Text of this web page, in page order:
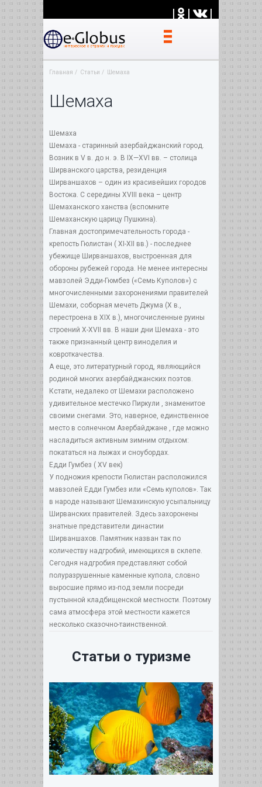
| | |
Главная Статьи Шемаха
Шемаха
Шемаха
Шемаха - старинный азербайджанский город.
Возник в V в. до н. э. В IX—XVI вв. – столица
Ширванского царства, резиденция
Ширваншахов – один из красивейших городов
Востока. С середины XVIII века – центр
Шемаханского ханства (вспомните
Шемаханскую царицу Пушкина).
Главная достопримечательность города -
крепость Гюлистан ( XI-XII вв.) - последнее
убежище Ширваншахов, выстроенная для
обороны рубежей города. Не менее интересны
мавзолей Эдди-Гюмбез («Семь Куполов») с
многочисленными захоронениями правителей
Шемахи, соборная мечеть Джума (X в.,
перестроена в XIX в.), многочисленные руины
строений X-XVII вв. В наши дни Шемаха - это
также признанный центр виноделия и
ковроткачества.
А еще, это литературный город, являющийся
родиной многих азербайджанских поэтов.
Кстати, недалеко от Шемахи расположено
удивительное местечко Пиркули , знаменитое
своими снегами. Это, наверное, единственное
место в солнечном Азербайджане , где можно
насладиться активным зимним отдыхом:
покататься на лыжах и сноубордах.
Едди Гумбез ( XV век)
У подножия крепости Гюлистан расположился
мавзолей Едди Гумбез или «Семь куполов». Так
в народе называют Шемахинскую усыпальницу
Ширванских правителей. Здесь захоронены
знатные представители династии
Ширваншахов. Памятник назван так по
количеству надгробий, имеющихся в склепе.
Сегодня надгробия представляют собой
полуразрушенные каменные купола, словно
выросшие прямо из-под земли посреди
пустынной кладбищенской местности. Поэтому
сама атмосфера этой местности кажется
несколько сказочно-таинственной.
Статьи о туризме